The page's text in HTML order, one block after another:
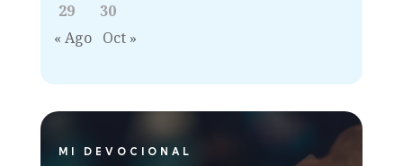
29
30
« Ago
Oct »
MI DEVOCIONAL